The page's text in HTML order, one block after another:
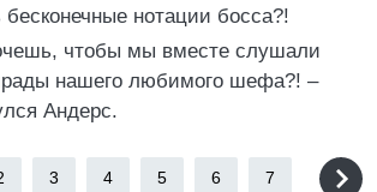
нотации босса?!
чтобы мы вместе слушали
нашего любимого шефа?! –
Андерс.
3 4 5 6 7